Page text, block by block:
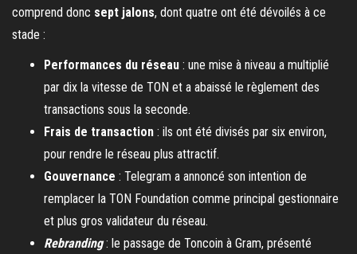
comprend donc sept jalons, dont quatre ont été dévoilés à ce
stade :
Performances du réseau : une mise à niveau a multiplié
par dix la vitesse de TON et a abaissé le règlement des
transactions sous la seconde.
Frais de transaction : ils ont été divisés par six environ,
pour rendre le réseau plus attractif.
Gouvernance : Telegram a annoncé son intention de
remplacer la TON Foundation comme principal gestionnaire
et plus gros validateur du réseau.
Rebranding : le passage de Toncoin à Gram, présenté